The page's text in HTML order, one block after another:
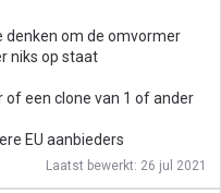
denken om de omvormer
niks op staat
een clone van 1 of ander
EU aanbieders
Laatst bewerkt: 26 jul 2021